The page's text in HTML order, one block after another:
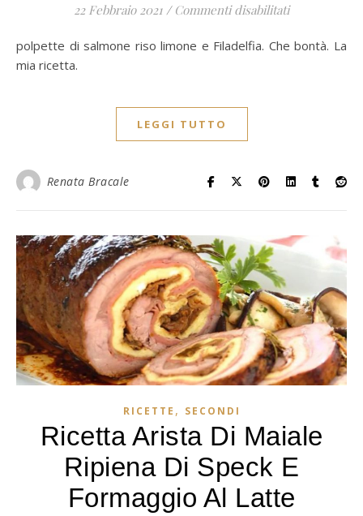
22 Febbraio 2021 / Commenti disabilitatisu Le mie
polpette di salmone riso limone e Filadelfia. Che bontà. La
mia ricetta.
LEGGI TUTTO
Renata Bracale
RICETTE , SECONDI
Ricetta Arista Di Maiale
Ripiena Di Speck E
Formaggio Al Latte